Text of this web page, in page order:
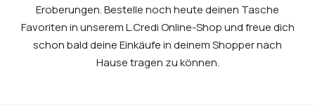
Eroberungen. Bestelle noch heute deinen Tasche
Favoriten in unserem L.Credi Online-Shop und freue dich
schon bald deine Einkäufe in deinem Shopper nach
Hause tragen zu können.